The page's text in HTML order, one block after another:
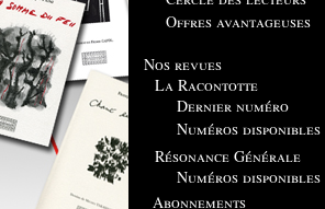
Offres avantageuses
Nos revues
La Racontotte
Dernier numéro
Numéros disponibles
Résonance Générale
Numéros disponibles
Abonnements